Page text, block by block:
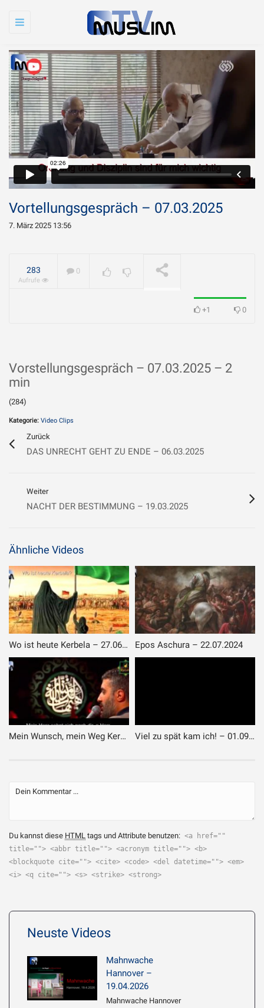
Toggle
WIRD ABGESPIELT
geliebt?
Vortellungsgespräch – 07.03.2025
7. März 2025 13:56
283
Aufrufe
0
+1 0
Vorstellungsgespräch – 07.03.2025 – 2
min
(284)
Kategorie: Video Clips
Zurück
DAS UNRECHT GEHT ZU ENDE – 06.03.2025
Weiter
NACHT DER BESTIMMUNG – 19.03.2025
Ähnliche Videos
Wo ist heute Kerbela – 27.06.2025 Epos Aschura – 22.07.2024
Mein Wunsch, mein Weg Kerbela – 09.05.2025 Viel zu spät kam ich! – 01.09.2019
Du kannst diese HTML tags und Attribute benutzen: <a href=""
title=""> <abbr title=""> <acronym title=""> <b>
<blockquote cite=""> <cite> <code> <del datetime=""> <em>
<i> <q cite=""> <s> <strike> <strong>
Neuste Videos
Mahnwache
Hannover –
19.04.2026
Mahnwache Hannover